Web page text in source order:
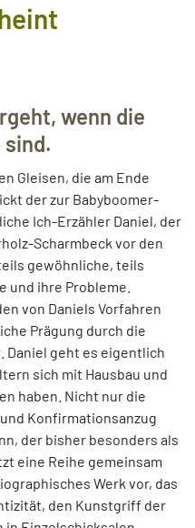
wenn die
Gleisen, die am Ende
der zur Babyboomer-
Ich-Erzähler Daniel, der
Scharmbeck vor den
gewöhnliche, teils
und ihre Probleme.
von Daniels Vorfahren
Prägung durch die
geht es eigentlich
sich mit Hausbau und
haben. Nicht nur die
Konfirmationsanzug
der bisher besonders als
eine Reihe gemeinsam
Werk vor, das
den Kunstgriff der